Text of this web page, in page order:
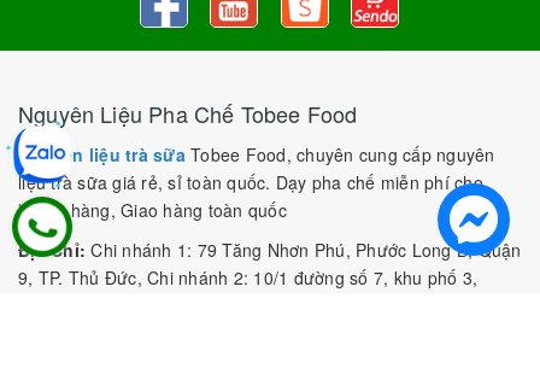
Nguyên Liệu Pha Chế Tobee Food
Nguyên liệu trà sữa Tobee Food, chuyên cung cấp nguyên
liệu trà sữa giá rẻ, sỉ toàn quốc. Dạy pha chế miễn phí cho
khách hàng, Giao hàng toàn quốc
Địa Chỉ: Chi nhánh 1: 79 Tăng Nhơn Phú, Phước Long B, Quận
9, TP. Thủ Đức, Chi nhánh 2: 10/1 đường số 7, khu phố 3,